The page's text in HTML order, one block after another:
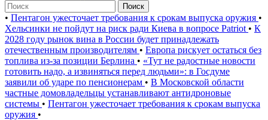
Поиск
• Пентагон ужесточает требования к срокам выпуска оружия •
Хельсинки не пойдут на риск ради Киева в вопросе Patriot • К
2028 году рынок вина в России будет принадлежать
отечественным производителям • Европа рискует остаться без
топлива из-за позиции Берлина • «Тут не радостные новости
готовить надо, а извиняться перед людьми»: в Госдуме
заявили об ударе по пенсионерам • В Московской области
частные домовладельцы устанавливают антидроновые
системы • Пентагон ужесточает требования к срокам выпуска
оружия •